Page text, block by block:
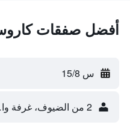
أفضل صفقات
س 15/8
2 من الضيوف، غرفة واحدة